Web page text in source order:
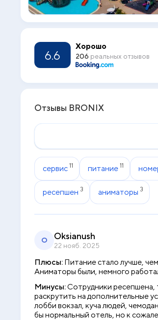
6.6
Хорошо
206 реальных отзывов
Отзывы BRONIX
сервис 11 питание 11
ресепшен 3 аниматоры 3
O Oksianush
22 нояб. 2025
Плюсы: Питание стало лучше,
Аниматоры были, немного
Минусы:Сотрудники ресепшена,
раскрутить на дополнительные
лобби вокзал, куча людей,
бы нормальный отель, но к